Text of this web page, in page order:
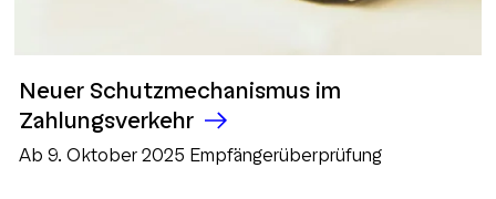
Neuer Schutzmechanismus im
Zahlungsverkehr
Ab 9. Oktober 2025 Empfängerüberprüfung